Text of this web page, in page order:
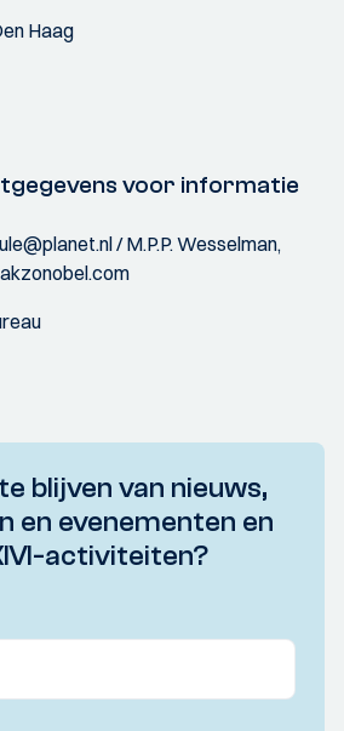
Haag
voor informatie
/ M.P.P. Wesselman,
blijven van nieuws,
en evenementen en
activiteiten?